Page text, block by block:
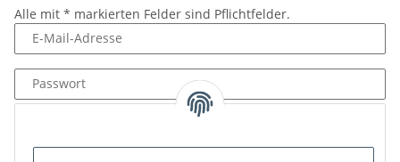
Alle mit * markierten Felder sind Pflichtfelder.
E-Mail-Adresse
Passwort